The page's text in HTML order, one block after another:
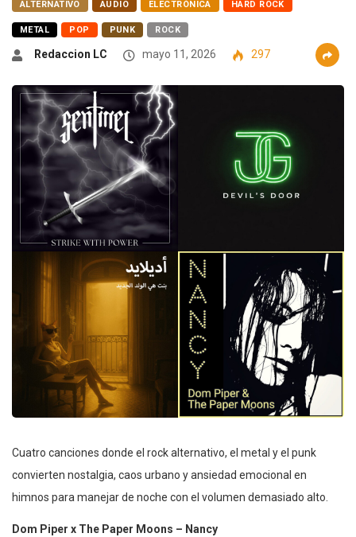
ALTERNATIVO AUDIO ELECTRÓNICA HARD ROCK
METAL POP PUNK ROCK
Redaccion LC mayo 11, 2026 297
Cuatro canciones donde el rock alternativo, el metal y el punk
convierten nostalgia, caos urbano y ansiedad emocional en
himnos para manejar de noche con el volumen demasiado alto.
Dom Piper x The Paper Moons – Nancy